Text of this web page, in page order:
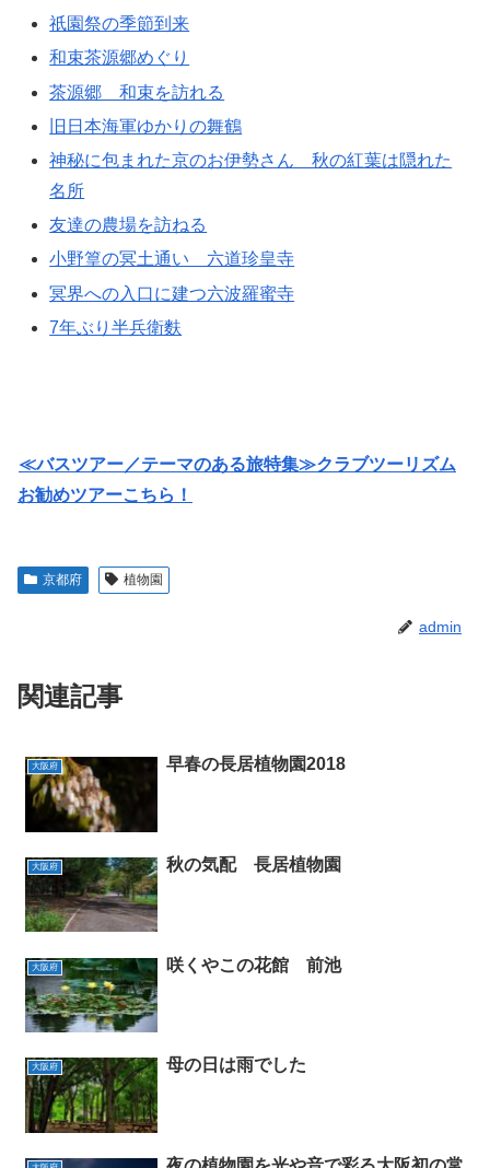
祇園祭の季節到来
和束茶源郷めぐり
茶源郷 和束を訪れる
旧日本海軍ゆかりの舞鶴
神秘に包まれた京のお伊勢さん 秋の紅葉は隠れた
名所
友達の農場を訪ねる
小野篁の冥土通い 六道珍皇寺
冥界への入口に建つ六波羅蜜寺
7年ぶり半兵衛麩
≪バスツアー／テーマのある旅特集≫クラブツーリズム
お勧めツアーこちら！
京都府 植物園
admin
関連記事
大阪府 早春の長居植物園2018
大阪府 秋の気配 長居植物園
大阪府 咲くやこの花館 前池
大阪府 母の日は雨でした